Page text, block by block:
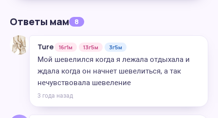
Ответы мам 8
Ture 16г1м 13г5м 3г5м
Мой шевелился когда я лежала отдыхала и
ждала когда он начнет шевелиться, а так
нечувствовала шевеление
3 года назад